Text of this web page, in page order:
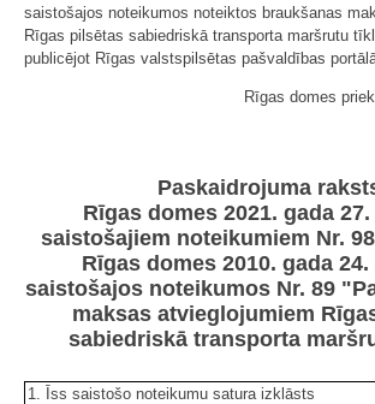
saistošajos noteikumos noteiktos braukšanas
Rīgas pilsētas sabiedriskā transporta maršrutu
publicējot Rīgas valstspilsētas pašvaldības
Rīgas domes
Paskaidrojuma
Rīgas domes 2021. gada
saistošajiem noteikumiem Nr.
Rīgas domes 2010. gada
saistošajos noteikumos Nr. 89
maksas atvieglojumiem
sabiedriskā transporta
1. Īss saistošo noteikumu satura izklāsts